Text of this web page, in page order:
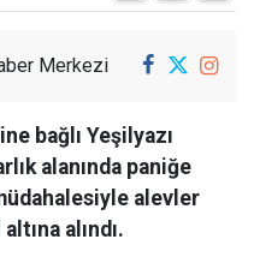
Merkezi
bağlı Yeşilyazı
alanında paniğe
alevler
alındı.